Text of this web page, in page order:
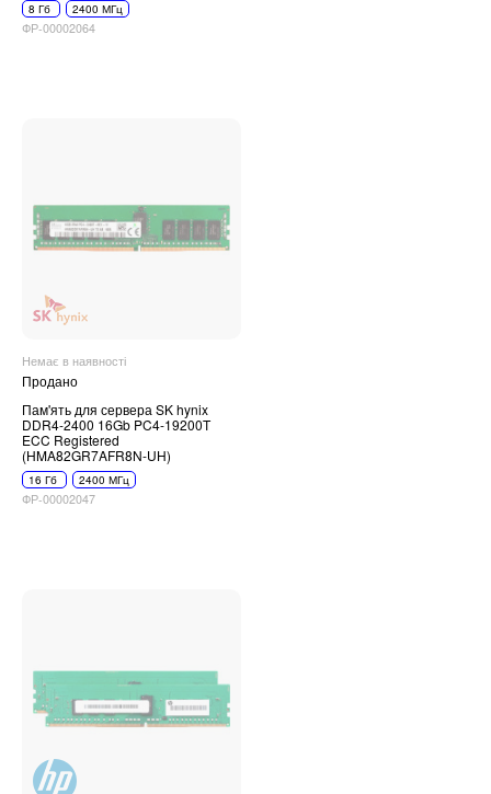
8 Гб 2400 МГц
ФР-00002064
Немає в наявності
Продано
Пам'ять для сервера SK hynix
DDR4-2400 16Gb PC4-19200T
ECC Registered
(HMA82GR7AFR8N-UH)
16 Гб 2400 МГц
ФР-00002047